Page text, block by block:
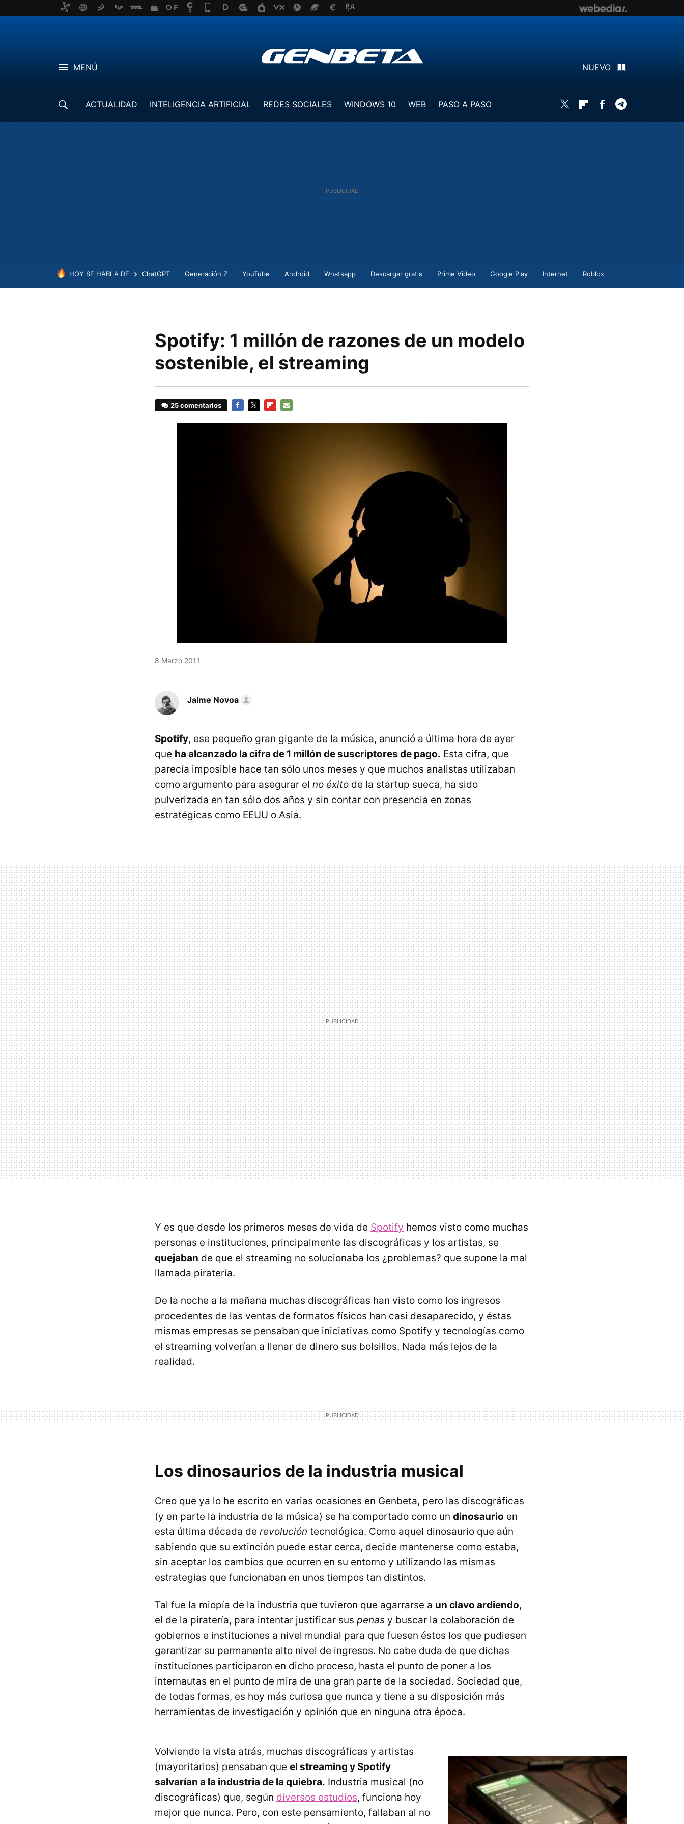
MENÚ NUEVO
ACTUALIDAD INTELIGENCIA ARTIFICIAL REDES SOCIALES WINDOWS 10 WEB
PASO A PASO
Twitter FlipboardFacebook
HOY SE HABLA DE ChatGPT Generación Z YouTube Android Whatsapp Descargar gratis Prime Video Google Play Internet Roblox
Spotify: 1 millón de razones de un modelo
sostenible, el streaming
25 comentarios
8 Marzo 2011
Jaime Novoa
Spotify, ese pequeño gran gigante de la música, anunció a última hora de ayer
que ha alcanzado la cifra de 1 millón de suscriptores de pago. Esta cifra, que
parecía imposible hace tan sólo unos meses y que muchos analistas utilizaban
como argumento para asegurar el no éxito de la startup sueca, ha sido
pulverizada en tan sólo dos años y sin contar con presencia en zonas
estratégicas como EEUU o Asia.
Y es que desde los primeros meses de vida de Spotify hemos visto como muchas
personas e instituciones, principalmente las discográficas y los artistas, se
quejaban de que el streaming no solucionaba los ¿problemas? que supone la mal
llamada piratería.
De la noche a la mañana muchas discográficas han visto como los ingresos
procedentes de las ventas de formatos físicos han casi desaparecido, y éstas
mismas empresas se pensaban que iniciativas como Spotify y tecnologías como
el streaming volverían a llenar de dinero sus bolsillos. Nada más lejos de la
realidad.
Los dinosaurios de la industria musical
Creo que ya lo he escrito en varias ocasiones en Genbeta, pero las discográficas
(y en parte la industria de la música) se ha comportado como un dinosaurio en
esta última década de revolución tecnológica. Como aquel dinosaurio que aún
sabiendo que su extinción puede estar cerca, decide mantenerse como estaba,
sin aceptar los cambios que ocurren en su entorno y utilizando las mismas
estrategias que funcionaban en unos tiempos tan distintos.
Tal fue la miopía de la industria que tuvieron que agarrarse a un clavo ardiendo,
el de la piratería, para intentar justificar sus penas y buscar la colaboración de
gobiernos e instituciones a nivel mundial para que fuesen éstos los que pudiesen
garantizar su permanente alto nivel de ingresos. No cabe duda de que dichas
instituciones participaron en dicho proceso, hasta el punto de poner a los
internautas en el punto de mira de una gran parte de la sociedad. Sociedad que,
de todas formas, es hoy más curiosa que nunca y tiene a su disposición más
herramientas de investigación y opinión que en ninguna otra época.
Volviendo la vista atrás, muchas discográficas y artistas
(mayoritarios) pensaban que el streaming y Spotify
salvarían a la industria de la quiebra. Industria musical (no
discográficas) que, según diversos estudios, funciona hoy
mejor que nunca. Pero, con este pensamiento, fallaban al no